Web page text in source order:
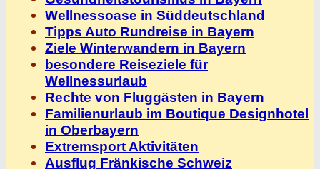
Wellnessoase in Süddeutschland
Tipps Auto Rundreise in Bayern
Ziele Winterwandern in Bayern
besondere Reiseziele für
Wellnessurlaub
Rechte von Fluggästen in Bayern
Familienurlaub im Boutique Designhotel
in Oberbayern
Extremsport Aktivitäten
Ausflug Fränkische Schweiz